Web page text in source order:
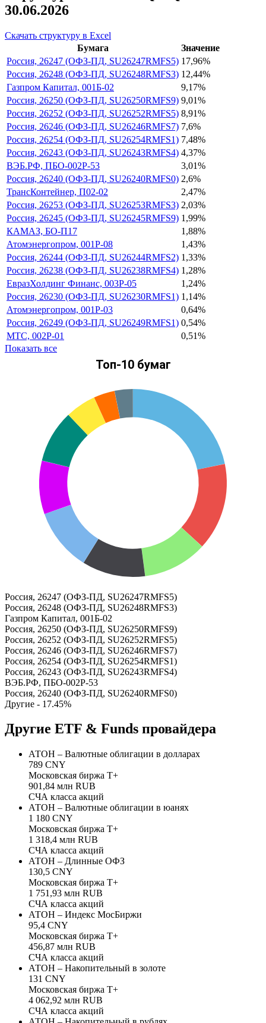
30.06.2026
Скачать структуру в Excel
Бумага
Значение
Россия, 26247 (ОФЗ-ПД, SU26247RMFS5) 17,96%
Россия, 26248 (ОФЗ-ПД, SU26248RMFS3) 12,44%
Газпром Капитал, 001Б-02
9,17%
Россия, 26250 (ОФЗ-ПД, SU26250RMFS9) 9,01%
Россия, 26252 (ОФЗ-ПД, SU26252RMFS5) 8,91%
Россия, 26246 (ОФЗ-ПД, SU26246RMFS7) 7,6%
Россия, 26254 (ОФЗ-ПД, SU26254RMFS1) 7,48%
Россия, 26243 (ОФЗ-ПД, SU26243RMFS4) 4,37%
ВЭБ.РФ, ПБО-002Р-53
3,01%
Россия, 26240 (ОФЗ-ПД, SU26240RMFS0) 2,6%
ТрансКонтейнер, П02-02
2,47%
Россия, 26253 (ОФЗ-ПД, SU26253RMFS3) 2,03%
Россия, 26245 (ОФЗ-ПД, SU26245RMFS9) 1,99%
КАМАЗ, БО-П17
1,88%
Атомэнергопром, 001P-08
1,43%
Россия, 26244 (ОФЗ-ПД, SU26244RMFS2) 1,33%
Россия, 26238 (ОФЗ-ПД, SU26238RMFS4) 1,28%
ЕвразХолдинг Финанс, 003Р-05
1,24%
Россия, 26230 (ОФЗ-ПД, SU26230RMFS1) 1,14%
Атомэнергопром, 001P-03
0,64%
Россия, 26249 (ОФЗ-ПД, SU26249RMFS1) 0,54%
МТС, 002Р-01
0,51%
Показать все
Топ-10 бумаг
Россия, 26247 (ОФЗ-ПД, SU26247RMFS5)
Россия, 26248 (ОФЗ-ПД, SU26248RMFS3)
Газпром Капитал, 001Б-02
Россия, 26250 (ОФЗ-ПД, SU26250RMFS9)
Россия, 26252 (ОФЗ-ПД, SU26252RMFS5)
Россия, 26246 (ОФЗ-ПД, SU26246RMFS7)
Россия, 26254 (ОФЗ-ПД, SU26254RMFS1)
Россия, 26243 (ОФЗ-ПД, SU26243RMFS4)
ВЭБ.РФ, ПБО-002Р-53
Россия, 26240 (ОФЗ-ПД, SU26240RMFS0)
Другие - 17.45%
Другие ETF & Funds провайдера
АТОН – Валютные облигации в долларах
789 CNY
Московская биржа Т+
901,84 млн RUB
СЧА класса акций
АТОН – Валютные облигации в юанях
1 180 CNY
Московская биржа Т+
1 318,4 млн RUB
СЧА класса акций
АТОН – Длинные ОФЗ
130,5 CNY
Московская биржа Т+
1 751,93 млн RUB
СЧА класса акций
АТОН – Индекс МосБиржи
95,4 CNY
Московская биржа Т+
456,87 млн RUB
СЧА класса акций
АТОН – Накопительный в золоте
131 CNY
Московская биржа Т+
4 062,92 млн RUB
СЧА класса акций